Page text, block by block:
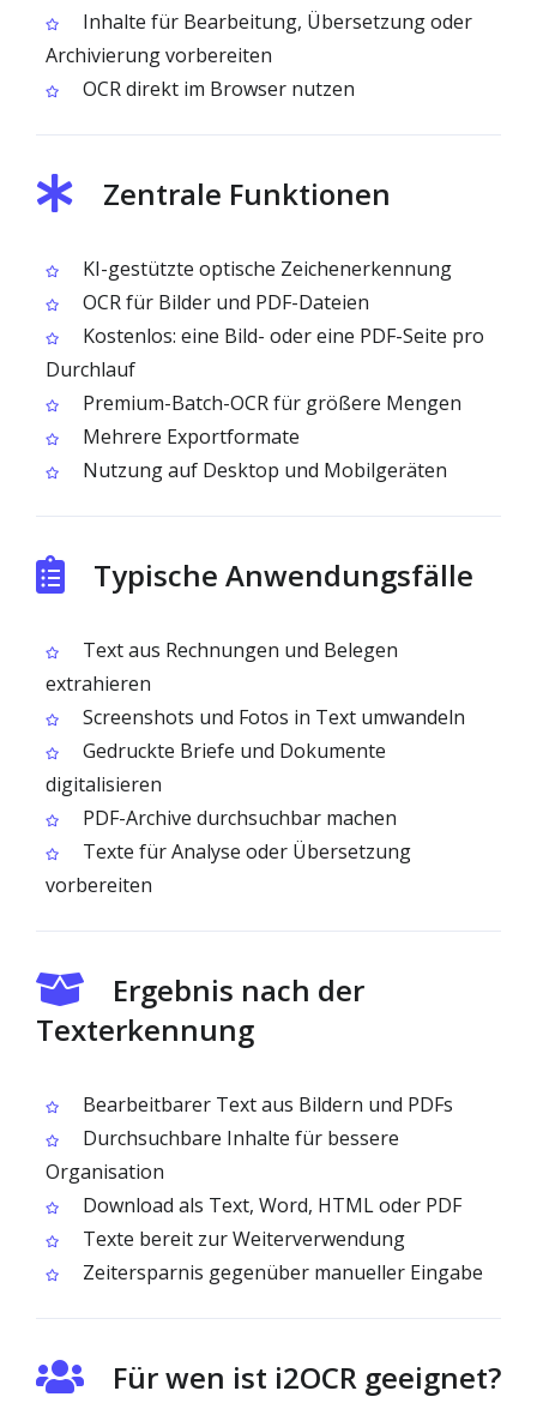
Inhalte für Bearbeitung, Übersetzung oder
Archivierung vorbereiten
OCR direkt im Browser nutzen
Zentrale Funktionen
KI-gestützte optische Zeichenerkennung
OCR für Bilder und PDF-Dateien
Kostenlos: eine Bild- oder eine PDF-Seite pro
Durchlauf
Premium-Batch-OCR für größere Mengen
Mehrere Exportformate
Nutzung auf Desktop und Mobilgeräten
Typische Anwendungsfälle
Text aus Rechnungen und Belegen
extrahieren
Screenshots und Fotos in Text umwandeln
Gedruckte Briefe und Dokumente
digitalisieren
PDF-Archive durchsuchbar machen
Texte für Analyse oder Übersetzung
vorbereiten
Ergebnis nach der
Texterkennung
Bearbeitbarer Text aus Bildern und PDFs
Durchsuchbare Inhalte für bessere
Organisation
Download als Text, Word, HTML oder PDF
Texte bereit zur Weiterverwendung
Zeitersparnis gegenüber manueller Eingabe
Für wen ist i2OCR geeignet?